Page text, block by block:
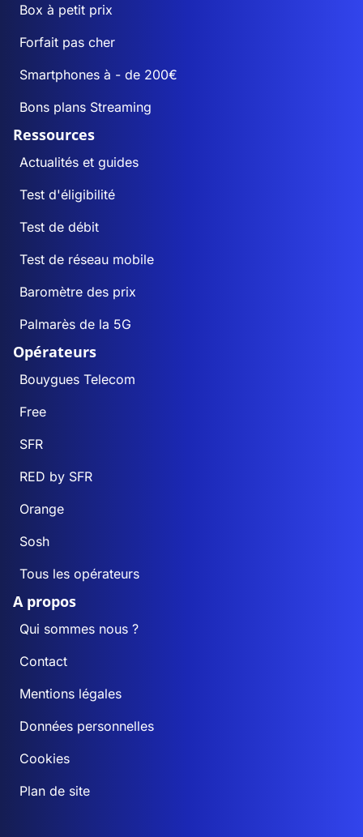
Box à petit prix
Forfait pas cher
Smartphones à - de 200€
Bons plans Streaming
Ressources
Actualités et guides
Test d'éligibilité
Test de débit
Test de réseau mobile
Baromètre des prix
Palmarès de la 5G
Opérateurs
Bouygues Telecom
Free
SFR
RED by SFR
Orange
Sosh
Tous les opérateurs
A propos
Qui sommes nous ?
Contact
Mentions légales
Données personnelles
Cookies
Plan de site